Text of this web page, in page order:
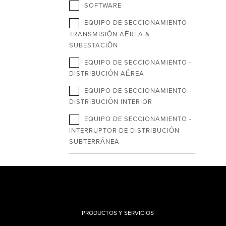
SOFTWARE
EQUIPO DE SECCIONAMIENTO -
TRANSMISIÓN AÉREA &
SUBESTACIÓN
EQUIPO DE SECCIONAMIENTO -
DISTRIBUCIÓN AÉREA
EQUIPO DE SECCIONAMIENTO -
DISTRIBUCIÓN INTERIOR
EQUIPO DE SECCIONAMIENTO -
INTERRUPTOR DE DISTRIBUCIÓN
SUBTERRÁNEA
PRODUCTOS Y SERVICIOS